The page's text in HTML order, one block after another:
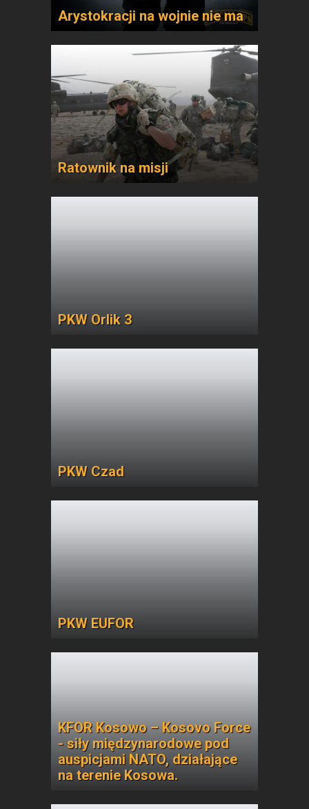
Arystokracji na wojnie nie ma
Ratownik na misji
PKW Orlik 3
PKW Czad
PKW EUFOR
KFOR Kosowo – Kosovo Force
- siły międzynarodowe pod
auspicjami NATO, działające
na terenie Kosowa.